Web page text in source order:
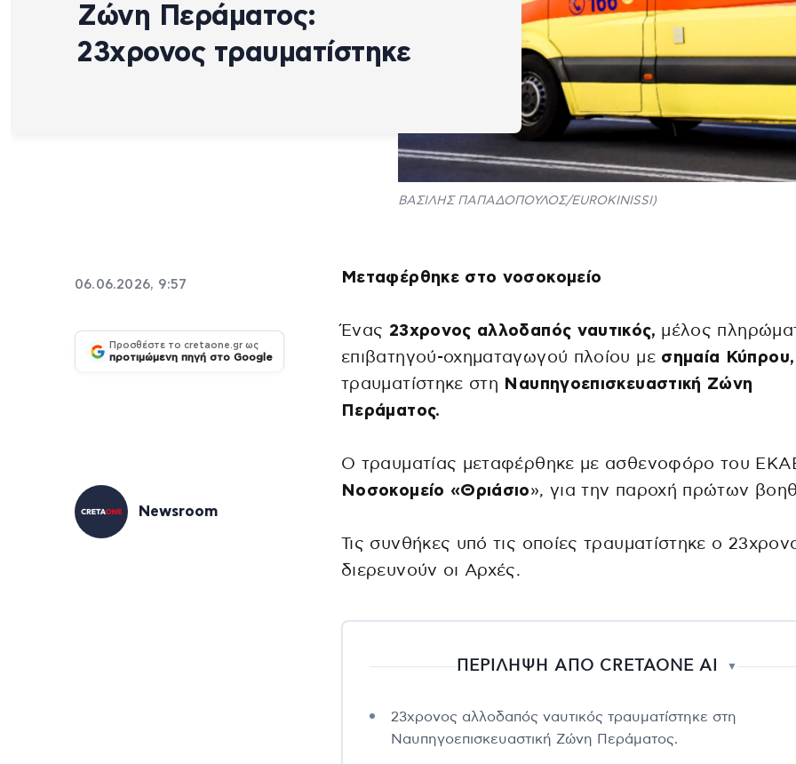
Ζώνη Περάματος:
23χρονος τραυματίστηκε
ΒΑΣΙΛΗΣ ΠΑΠΑΔΟΠΟΥΛΟΣ/EUROKINISSI)
06.06.2026, 9:57
Προσθέστε το cretaone.gr ως
προτιμώμενη πηγή στο Google
Newsroom
Μεταφέρθηκε στο νοσοκομείο
Ένας 23χρονος αλλοδαπός ναυτικός, μέλος
επιβατηγού-οχηματαγωγού πλοίου με σημαία Κύπρου,
τραυματίστηκε στη Ναυπηγοεπισκευαστική Ζώνη
Περάματος.
Ο τραυματίας μεταφέρθηκε με ασθενοφόρο του
Νοσοκομείο «Θριάσιο», για την παροχή πρώτων
Τις συνθήκες υπό τις οποίες τραυματίστηκε ο
διερευνούν οι Αρχές.
ΠΕΡΙΛΗΨΗ ΑΠΟ CRETAONE AI ▼
23χρονος αλλοδαπός ναυτικός τραυματίστηκε στη
Ναυπηγοεπισκευαστική Ζώνη Περάματος.